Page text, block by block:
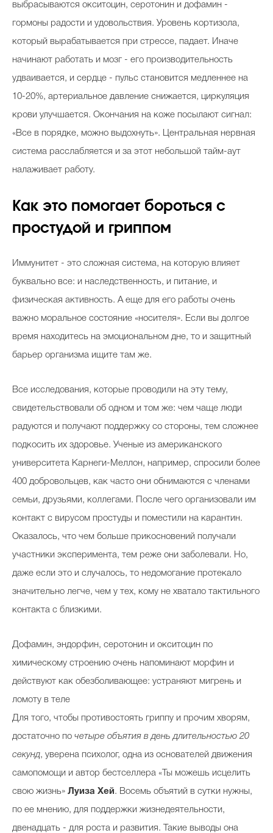
Beauty- битвы
Тесты
выбрасываются окситоцин, серотонин и дофамин -
гормоны радости и удовольствия. Уровень кортизола,
который вырабатывается при стрессе, падает. Иначе
начинают работать и мозг - его производительность
удваивается, и сердце - пульс становится медленнее на
10-20%, артериальное давление снижается, циркуляция
крови улучшается. Окончания на коже посылают сигнал:
«Все в порядке, можно выдохнуть». Центральная нервная
система расслабляется и за этот небольшой тайм-аут
налаживает работу.
Как это помогает бороться с
простудой и гриппом
Иммунитет - это сложная система, на которую влияет
буквально все: и наследственность, и питание, и
физическая активность. А еще для его работы очень
важно моральное состояние «носителя». Если вы долгое
время находитесь на эмоциональном дне, то и защитный
барьер организма ищите там же.
Все исследования, которые проводили на эту тему,
свидетельствовали об одном и том же: чем чаще люди
радуются и получают поддержку со стороны, тем сложнее
подкосить их здоровье. Ученые из американского
университета Карнеги-Меллон, например, спросили более
400 добровольцев, как часто они обнимаются с членами
семьи, друзьями, коллегами. После чего организовали им
контакт с вирусом простуды и поместили на карантин.
Оказалось, что чем больше прикосновений получали
участники эксперимента, тем реже они заболевали. Но,
даже если это и случалось, то недомогание протекало
значительно легче, чем у тех, кому не хватало тактильного
контакта с близкими.
Дофамин, эндорфин, серотонин и окситоцин по
химическому строению очень напоминают морфин и
действуют как обезболивающее: устраняют мигрень и
ломоту в теле
Для того, чтобы противостоять гриппу и прочим хворям,
достаточно по четыре объятия в день длительностью 20
секунд, уверена психолог, одна из основателей движения
самопомощи и автор бестселлера «Ты можешь исцелить
свою жизнь» Луиза Хей. Восемь объятий в сутки нужны,
по ее мнению, для поддержки жизнедеятельности,
двенадцать - для роста и развития. Такие выводы она